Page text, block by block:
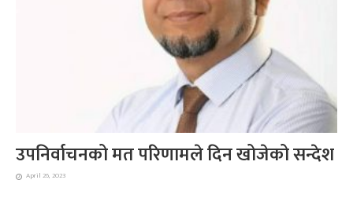
उपनिर्वाचनको मत परिणामले दिन खोजेको सन्देश
April 26, 2023